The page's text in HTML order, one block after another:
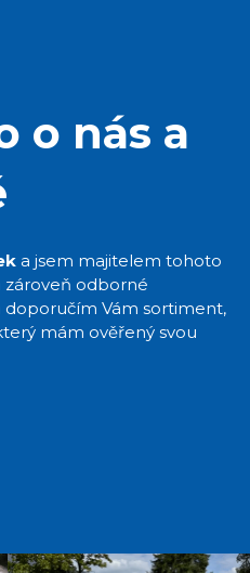
o nás a
a jsem majitelem tohoto
odborné
doporučím Vám sortiment,
mám ověřený svou